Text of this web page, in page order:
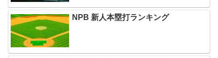
NPB 新人本塁打ランキング